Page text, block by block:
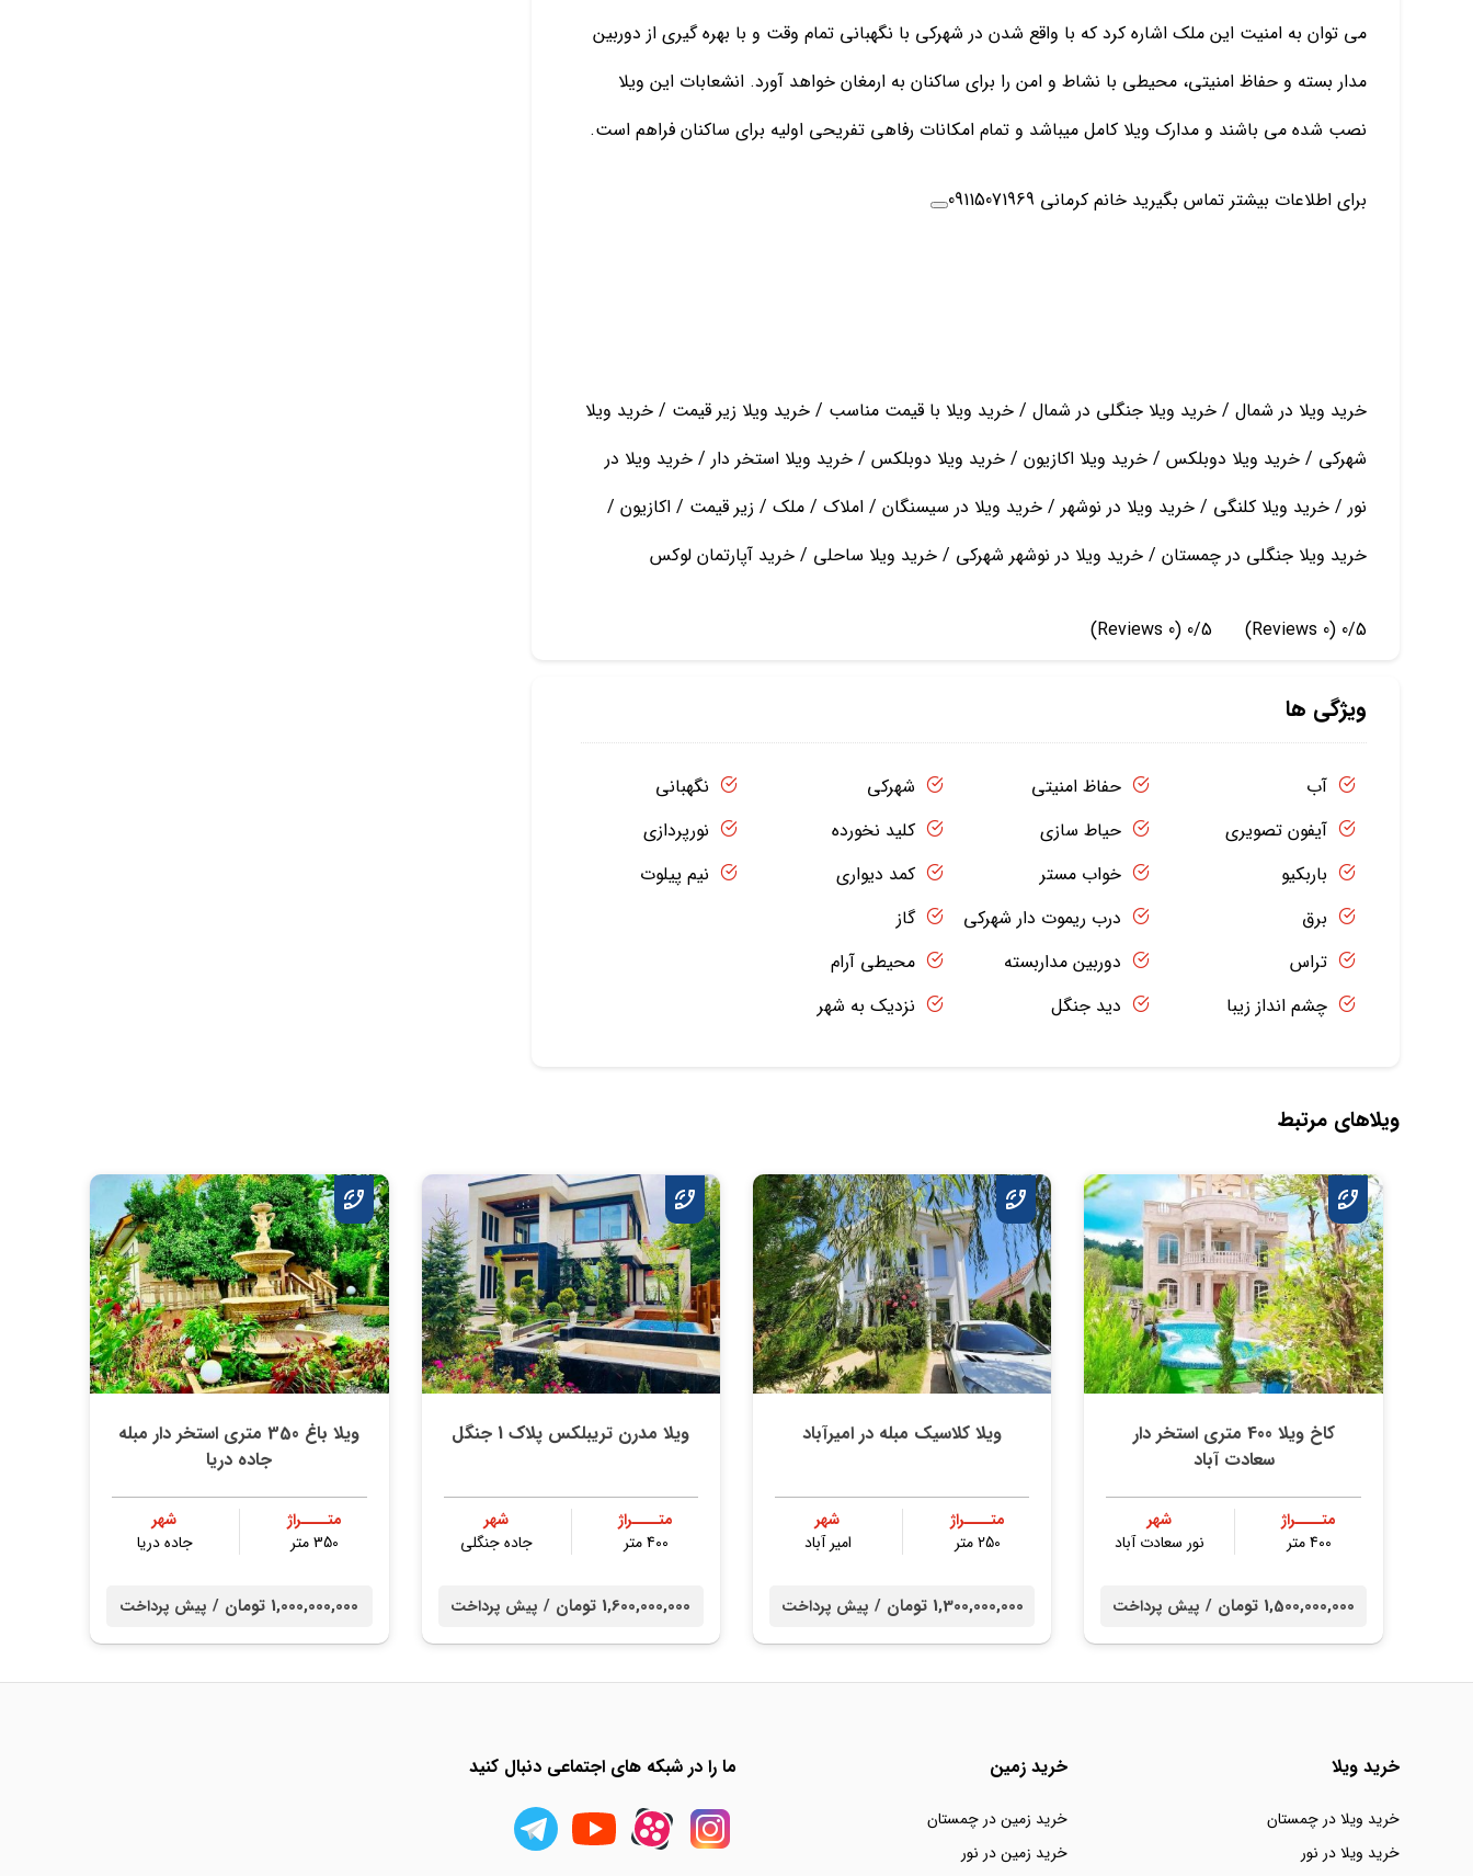
می توان به امنیت این ملک اشاره کرد که با واقع شدن در شهرکی با نگهبانی تمام وقت و با بهره گیری از دوربین
مدار بسته و حفاظ امنیتی، محیطی با نشاط و امن را برای ساکنان به ارمغان خواهد آورد. انشعابات این ویلا
نصب شده می باشند و مدارک ویلا کامل میباشد و تمام امکانات رفاهی تفریحی اولیه برای ساکنان فراهم است.
برای اطلاعات بیشتر تماس بگیرید خانم کرمانی 09115071969
خرید ویلا در شمال / خرید ویلا جنگلی در شمال / خرید ویلا با قیمت مناسب / خرید ویلا زیر قیمت / خرید ویلا
شهرکی / خرید ویلا دوبلکس / خرید ویلا اکازیون / خرید ویلا دوبلکس / خرید ویلا استخر دار / خرید ویلا در
نور / خرید ویلا کلنگی / خرید ویلا در نوشهر / خرید ویلا در سیسنگان / املاک / ملک / زیر قیمت / اکازیون /
خرید ویلا جنگلی در چمستان / خرید ویلا در نوشهر شهرکی / خرید ویلا ساحلی / خرید آپارتمان لوکس
0/5
(0 Reviews)
0/5
(0 Reviews)
ویژگی ها
آب
آیفون تصویری
باربکیو
برق
تراس
چشم انداز زیبا
حفاظ امنیتی
حیاط سازی
خواب مستر
درب ریموت دار شهرکی
دوربین مداربسته
دید جنگل
شهرکی
کلید نخورده
کمد دیواری
گاز
محیطی آرام
نزدیک به شهر
نگهبانی
نورپردازی
نیم پیلوت
ویلاهای مرتبط
کاخ ویلا 400 متری استخر دار
سعادت آباد
متــــراژ
400 متر
شهر
نور سعادت آباد
1,500,000,000 تومان / پیش پرداخت
ویلا کلاسیک مبله در امیرآباد
متــــراژ
250 متر
شهر
امیر آباد
1,300,000,000 تومان / پیش پرداخت
ویلا مدرن تریبلکس پلاک 1 جنگل
متــــراژ
400 متر
شهر
جاده جنگلی
1,600,000,000 تومان / پیش پرداخت
ویلا باغ 350 متری استخر دار مبله
جاده دریا
متــــراژ
350 متر
شهر
جاده دریا
1,000,000,000 تومان / پیش پرداخت
خرید ویلا
خرید ویلا در چمستان
خرید ویلا در نور
خرید زمین
خرید زمین در چمستان
خرید زمین در نور
ما را در شبکه های اجتماعی دنبال کنید